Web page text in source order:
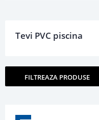
Tevi PVC piscina
FILTREAZA PRODUSE